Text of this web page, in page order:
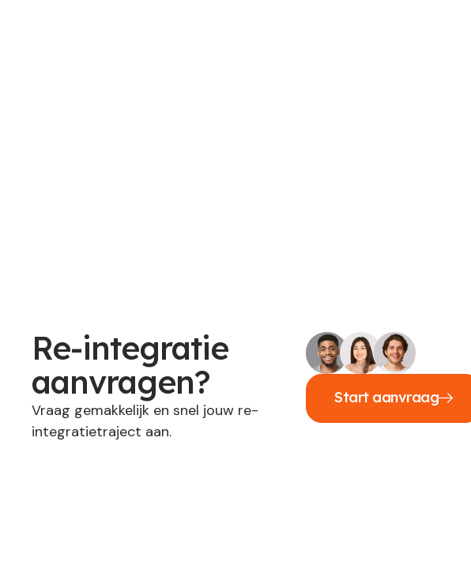
Re-integratie
aanvragen?
Vraag gemakkelijk en snel jouw re-
integratietraject aan.
Start aanvraag